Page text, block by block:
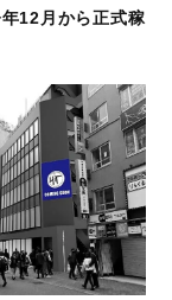
12月から正式稼